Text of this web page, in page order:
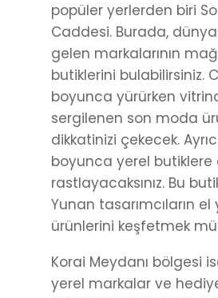
popüler yerlerden biri
Caddesi. Burada,
gelen markalarının
butiklerini bulabilirsiniz.
boyunca yürürken
sergilenen son moda
dikkatinizi çekecek.
boyunca yerel butiklere
rastlayacaksınız. Bu
Yunan tasarımcıların el
ürünlerini keşfetmek
Korai Meydanı bölgesi
yerel markalar ve